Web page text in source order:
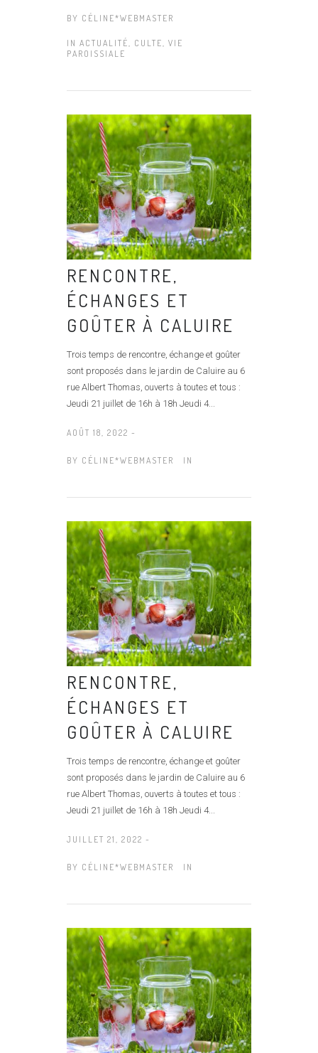
BY CÉLINE*WEBMASTER
IN ACTUALITÉ CULTE
VIE
PAROISSIALE
RENCONTRE,
ÉCHANGES ET
GOÛTER À CALUIRE
Trois temps de rencontre, échange et goûter
sont proposés dans le jardin de Caluire au 6
rue Albert Thomas, ouverts à toutes et tous :
Jeudi 21 juillet de 16h à 18h Jeudi 4...
AOÛT 18, 2022 -
BY CÉLINE*WEBMASTER IN
RENCONTRE,
ÉCHANGES ET
GOÛTER À CALUIRE
Trois temps de rencontre, échange et goûter
sont proposés dans le jardin de Caluire au 6
rue Albert Thomas, ouverts à toutes et tous :
Jeudi 21 juillet de 16h à 18h Jeudi 4...
JUILLET 21, 2022 -
BY CÉLINE*WEBMASTER IN